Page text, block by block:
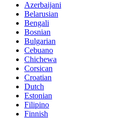
Azerbaijani
Belarusian
Bengali
Bosnian
Bulgarian
Cebuano
Chichewa
Corsican
Croatian
Dutch
Estonian
Filipino
Finnish